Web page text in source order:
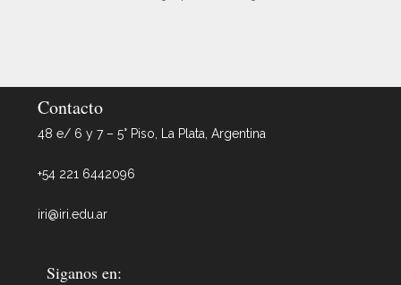
Contacto
48 e/ 6 y 7 – 5° Piso, La Plata, Argentina
+54 221 6442096
iri@iri.edu.ar
Siganos en: